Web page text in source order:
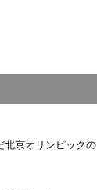
北京オリンピックの